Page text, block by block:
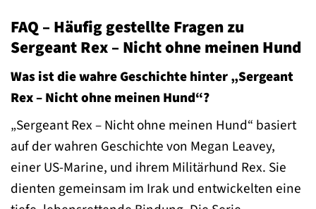
FAQ – Häufig gestellte Fragen zu
Sergeant Rex – Nicht ohne meinen Hund
Was ist die wahre Geschichte hinter „Sergeant
Rex – Nicht ohne meinen Hund“?
„Sergeant Rex – Nicht ohne meinen Hund“ basiert
auf der wahren Geschichte von Megan Leavey,
einer US-Marine, und ihrem Militärhund Rex. Sie
dienten gemeinsam im Irak und entwickelten eine